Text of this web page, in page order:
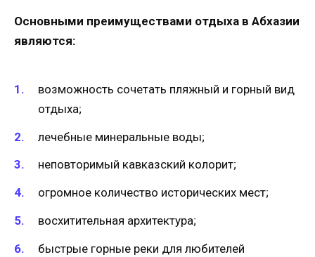
Основными преимуществами отдыха в Абхазии
являются:
возможность сочетать пляжный и горный вид
отдыха;
лечебные минеральные воды;
неповторимый кавказский колорит;
огромное количество исторических мест;
восхитительная архитектура;
быстрые горные реки для любителей